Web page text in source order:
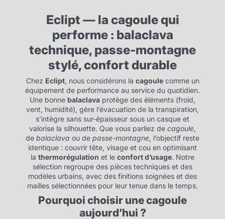
Eclipt — la cagoule qui
performe : balaclava
technique, passe-montagne
stylé, confort durable
Chez Eclipt, nous considérons la cagoulecomme un
équipement de performance au service du quotidien.
Une bonne balaclava protège des éléments (froid,
vent, humidité), gère l’évacuation de la transpiration,
s’intègre sans sur-épaisseur sous un casque et
valorise la silhouette. Que vous parliez de cagoule,
de balaclava ou de passe-montagne, l’objectif reste
identique : couvrir tête, visage et cou en optimisant
la thermorégulation et le confort d’usage. Notre
sélection regroupe des pièces techniques et des
modèles urbains, avec des finitions soignées et des
mailles sélectionnées pour leur tenue dans le temps.
Pourquoi choisir une cagoule
aujourd’hui ?